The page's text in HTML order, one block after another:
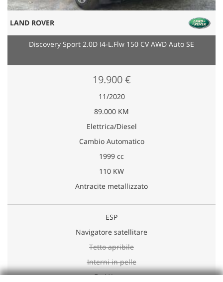
LAND ROVER
Discovery Sport 2.0D I4-L.Flw 150 CV AWD Auto SE
19.900 €
11/2020
89.000 KM
Elettrica/Diesel
Cambio Automatico
1999 cc
110 KW
Antracite metallizzato
ESP
Navigatore satellitare
Tetto apribile
Interni in pelle
Fari Xenon